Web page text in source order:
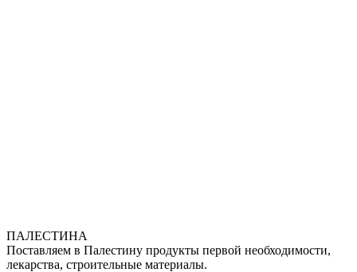
ПАЛЕСТИНА
Поставляем в Палестину продукты первой необходимости,
лекарства, строительные материалы.